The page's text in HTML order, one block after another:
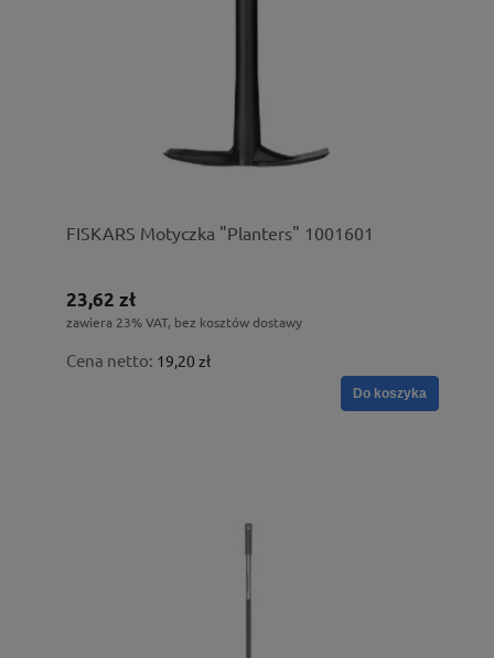
FISKARS Motyczka "Planters" 1001601
23,62 zł
zawiera 23% VAT, bez kosztów dostawy
Cena netto: 19,20 zł
Do koszyka